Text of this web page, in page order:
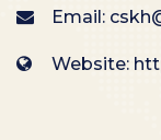
Email:
Website: